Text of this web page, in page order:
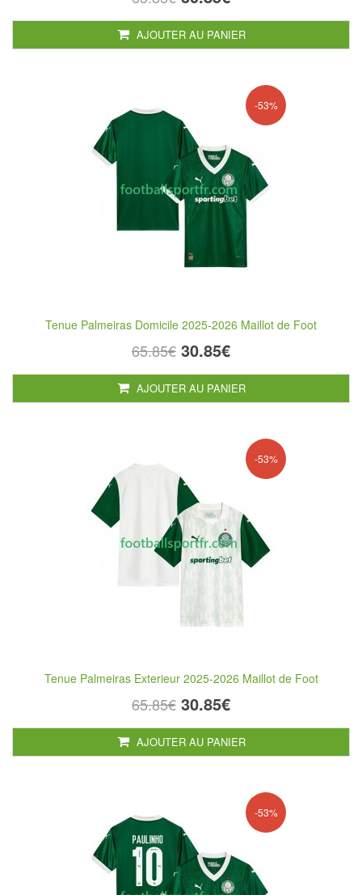
AJOUTER AU PANIER
-53%
Tenue Palmeiras Domicile 2025-2026 Maillot de Foot
65.85€ 30.85€
AJOUTER AU PANIER
-53%
Tenue Palmeiras Exterieur 2025-2026 Maillot de Foot
65.85€ 30.85€
AJOUTER AU PANIER
-53%